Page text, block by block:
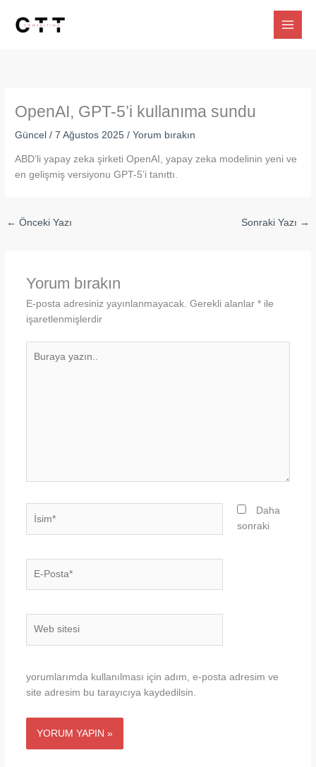
OpenAI, GPT-5’i kullanıma sundu
Güncel /7 Ağustos 2025/Yorum bırakın
ABD’li yapay zeka şirketi OpenAI, yapay zeka modelinin yeni ve
en gelişmiş versiyonu GPT-5’i tanıttı.
← Önceki Yazı Sonraki Yazı →
Yorum bırakın
E-posta adresiniz yayınlanmayacak. Gerekli alanlar *ile
işaretlenmişlerdir
Posta*
Daha
sonraki
yorumlarımda kullanılması için adım, e-posta adresim ve
site adresim bu tarayıcıya kaydedilsin.